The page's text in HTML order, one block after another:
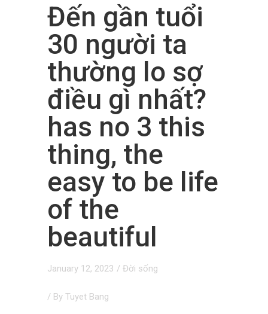
Đến gần tuổi
30 người ta
thường lo sợ
điều gì nhất?
has no 3 this
thing, the
easy to be life
of the
beautiful
January 12, 2023 / Đời sống
/ By Tuyet Bang